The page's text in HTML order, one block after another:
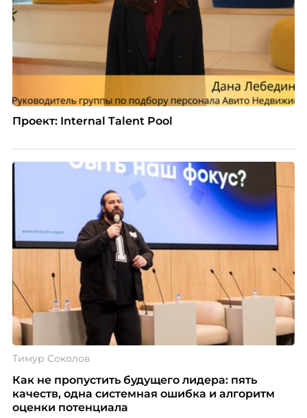
Проект: Internal Talent Pool
Тимур Соколов
Как не пропустить будущего лидера: пять
качеств, одна системная ошибка и алгоритм
оценки потенциала